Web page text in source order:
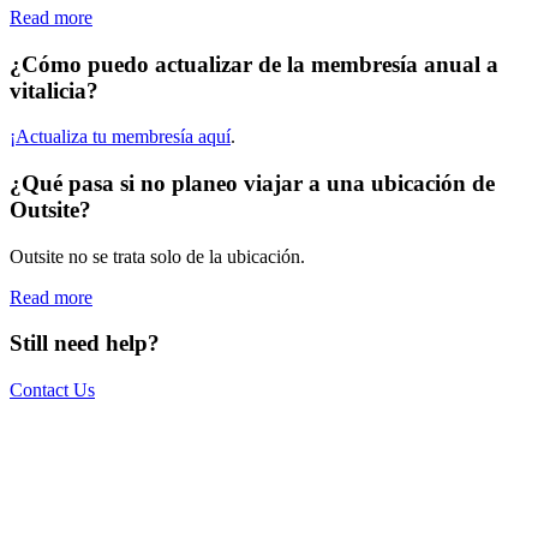
Read more
¿Cómo puedo actualizar de la membresía anual a
vitalicia?
¡Actualiza tu membresía aquí.
¿Qué pasa si no planeo viajar a una ubicación de
Outsite?
Outsite no se trata solo de la ubicación.
Read more
Still need help?
Contact Us